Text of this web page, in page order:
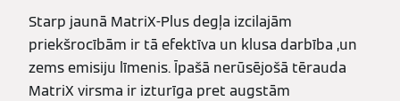
Starp jaunā MatriX-Plus degļa izcilajām
priekšrocībām ir tā efektīva un klusa darbība ,un
zems emisiju līmenis. Īpašā nerūsējošā tērauda
MatriX virsma ir izturīga pret augstām